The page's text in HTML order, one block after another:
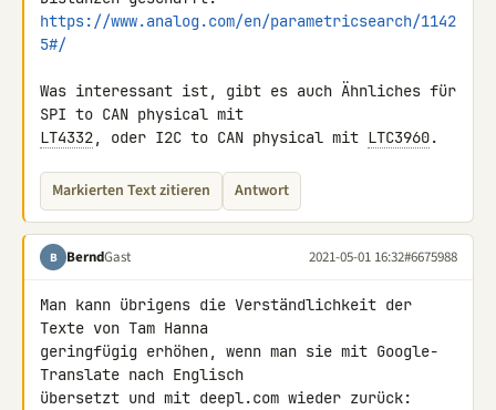
https://www.analog.com/en/parametricsearch/1142
5#/
Was interessant ist, gibt es auch Ähnliches für
LT4332, oder I2C to CAN physical mit LTC3960.
Markierten Text zitieren Antwort
B BerndGast 2021-05-01 16:32#6675988
Man kann übrigens die Verständlichkeit der
Texte von Tam Hanna
geringfügig erhöhen, wenn man sie mit Google-
Translate nach Englisch
übersetzt und mit deepl.com wieder zurück: